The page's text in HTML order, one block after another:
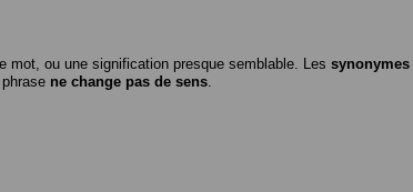
mot, ou une signification presque semblable. Les synonymes
phrase ne change pas de sens